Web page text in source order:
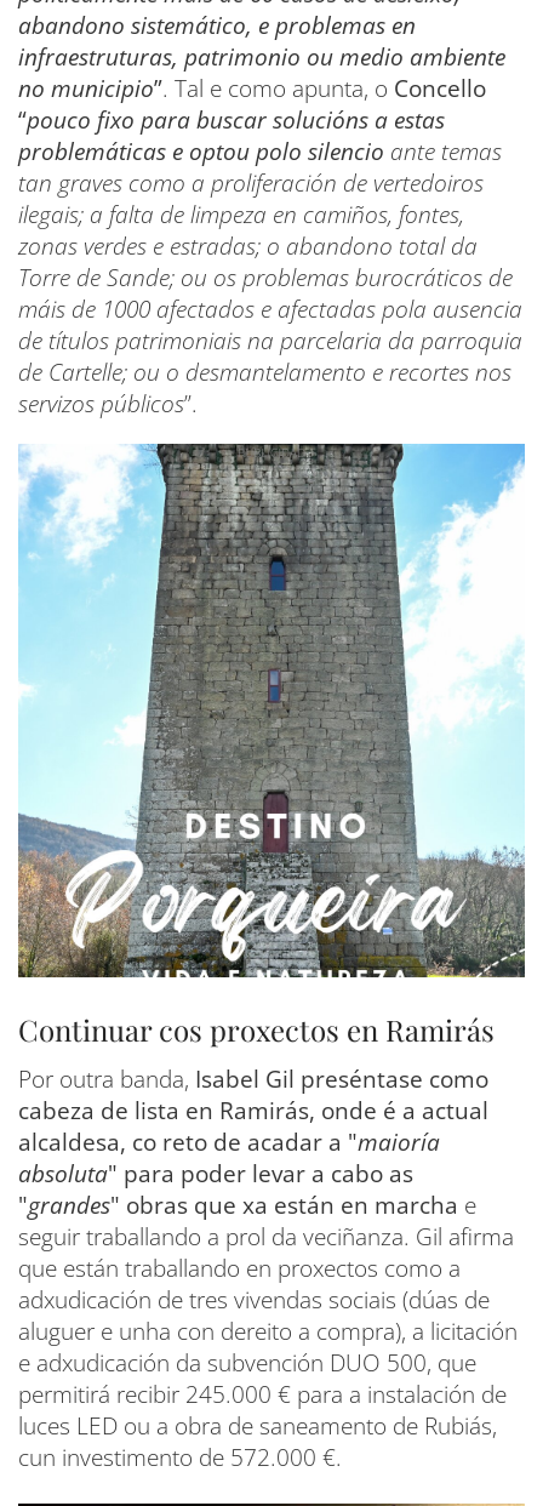
abandono sistemático, e problemas en
infraestruturas, patrimonio ou medio ambiente
no municipio”. Tal e como apunta, o Concello
“pouco fixo para buscar solucións a estas
problemáticas e optou polo silencio ante temas
tan graves como a proliferación de vertedoiros
ilegais; a falta de limpeza en camiños, fontes,
zonas verdes e estradas; o abandono total da
Torre de Sande; ou os problemas burocráticos de
máis de 1000 afectados e afectadas pola ausencia
de títulos patrimoniais na parcelaria da parroquia
de Cartelle; ou o desmantelamento e recortes nos
servizos públicos”.
Continuar cos proxectos en Ramirás
Por outra banda, Isabel Gil preséntase como
cabeza de lista en Ramirás, onde é a actual
alcaldesa, co reto de acadar a "maioría
absoluta" para poder levar a cabo as
"grandes" obras que xa están en marcha e
seguir traballando a prol da veciñanza. Gil afirma
que están traballando en proxectos como a
adxudicación de tres vivendas sociais (dúas de
aluguer e unha con dereito a compra), a licitación
e adxudicación da subvención DUO 500, que
permitirá recibir 245.000 € para a instalación de
luces LED ou a obra de saneamento de Rubiás,
cun investimento de 572.000 €.